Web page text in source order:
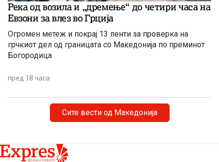
Река од возила и „дремење“ до четири часа на
Евзони за влез во Грција
Огромен метеж и покрај 13 ленти за проверка на
грчкиот дел од границата со Македонија по преминот
Богородица
пред 18 часа
Сите вести од Македонија